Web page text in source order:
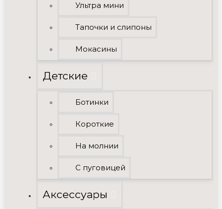
Ультра мини
Тапочки и слипоны
Мокасины
Детские
Ботинки
Короткие
На молнии
С пуговицей
Аксессуары